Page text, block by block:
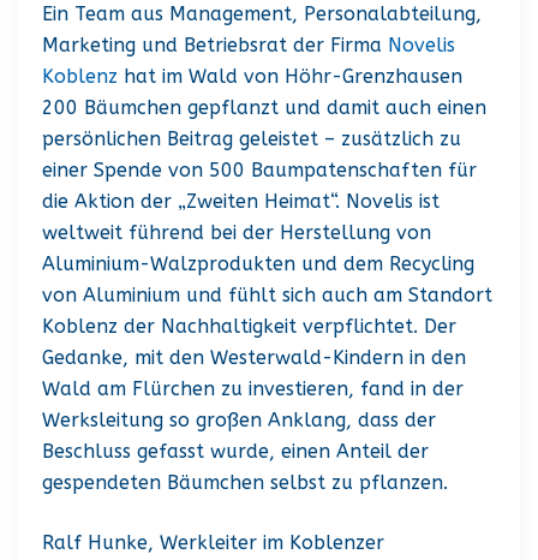
Ein Team aus Management, Personalabteilung,
Marketing und Betriebsrat der Firma Novelis
Koblenz hat im Wald von Höhr-Grenzhausen
200 Bäumchen gepflanzt und damit auch einen
persönlichen Beitrag geleistet – zusätzlich zu
einer Spende von 500 Baumpatenschaften für
die Aktion der „Zweiten Heimat“. Novelis ist
weltweit führend bei der Herstellung von
Aluminium-Walzprodukten und dem Recycling
von Aluminium und fühlt sich auch am Standort
Koblenz der Nachhaltigkeit verpflichtet. Der
Gedanke, mit den Westerwald-Kindern in den
Wald am Flürchen zu investieren, fand in der
Werksleitung so großen Anklang, dass der
Beschluss gefasst wurde, einen Anteil der
gespendeten Bäumchen selbst zu pflanzen.
Ralf Hunke, Werkleiter im Koblenzer